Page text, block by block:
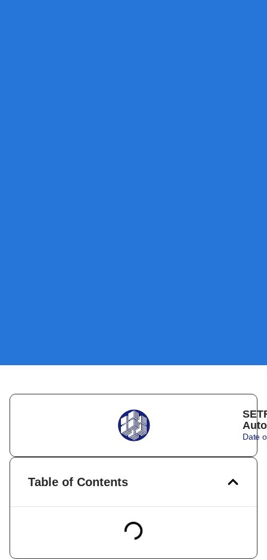
Date
Table of Contents